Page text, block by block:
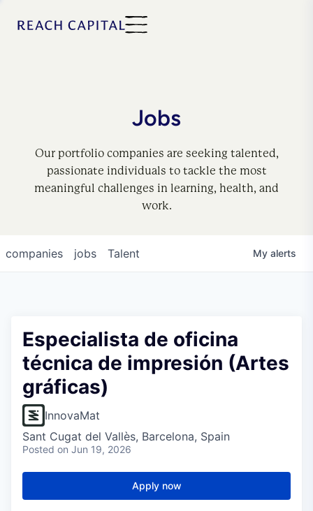
Jobs
Our portfolio companies are seeking talented,
passionate individuals to tackle the most
meaningful challenges in learning, health, and
work.
jobs
companies Talent My alerts
Especialista de oficina
técnica de impresión (Artes
gráficas)
InnovaMat
Sant Cugat del Vallès, Barcelona, Spain
Posted on Jun 19, 2026
Apply now